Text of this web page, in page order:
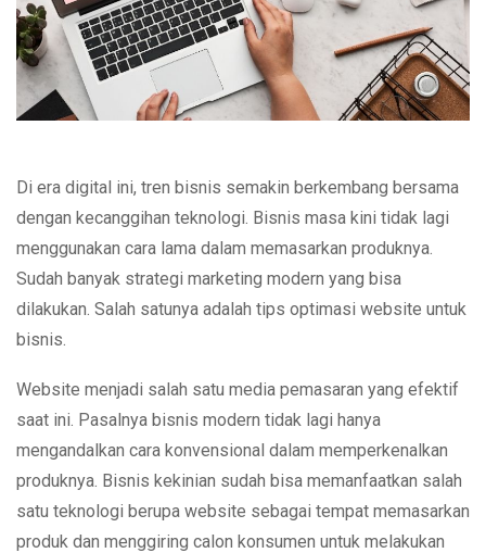
Di era digital ini, tren bisnis semakin berkembang bersama
dengan kecanggihan teknologi. Bisnis masa kini tidak lagi
menggunakan cara lama dalam memasarkan produknya.
Sudah banyak strategi marketing modern yang bisa
dilakukan. Salah satunya adalah tips optimasi website untuk
bisnis.
Website menjadi salah satu media pemasaran yang efektif
saat ini. Pasalnya bisnis modern tidak lagi hanya
mengandalkan cara konvensional dalam memperkenalkan
produknya. Bisnis kekinian sudah bisa memanfaatkan salah
satu teknologi berupa website sebagai tempat memasarkan
produk dan menggiring calon konsumen untuk melakukan